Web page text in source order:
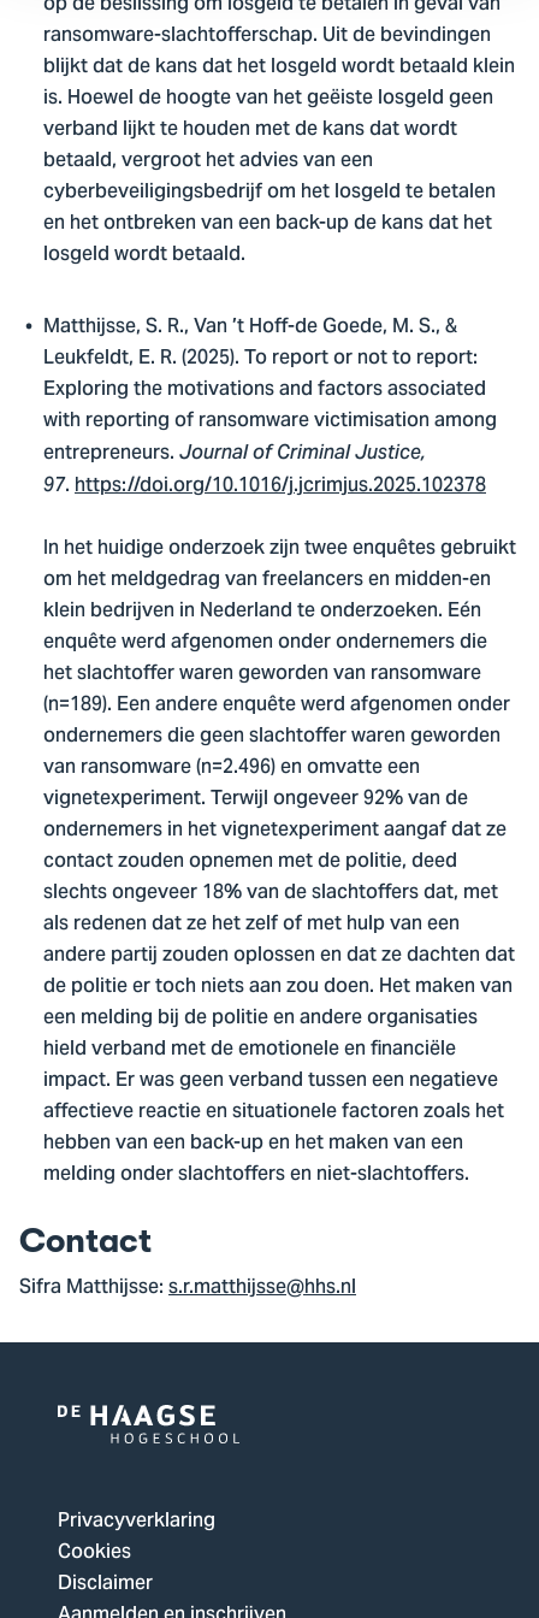
ransomware-slachtofferschap. Uit de bevindingen
blijkt dat de kans dat het losgeld wordt betaald klein
is. Hoewel de hoogte van het geëiste losgeld geen
verband lijkt te houden met de kans dat wordt
betaald, vergroot het advies van een
cyberbeveiligingsbedrijf om het losgeld te betalen
en het ontbreken van een back-up de kans dat het
losgeld wordt betaald.
Matthijsse, S. R., Van ’t Hoff-de Goede, M. S., &
Leukfeldt, E. R. (2025). To report or not to report:
Exploring the motivations and factors associated
with reporting of ransomware victimisation among
entrepreneurs. Journal of Criminal Justice,
97.https://doi.org/10.1016/j.jcrimjus.2025.102378
In het huidige onderzoek zijn twee enquêtes gebruikt
om het meldgedrag van freelancers en midden-en
klein bedrijven in Nederland te onderzoeken. Eén
enquête werd afgenomen onder ondernemers die
het slachtoffer waren geworden van ransomware
(n=189). Een andere enquête werd afgenomen onder
ondernemers die geen slachtoffer waren geworden
van ransomware (n=2.496) en omvatte een
vignetexperiment. Terwijl ongeveer 92% van de
ondernemers in het vignetexperiment aangaf dat ze
contact zouden opnemen met de politie, deed
slechts ongeveer 18% van de slachtoffers dat, met
als redenen dat ze het zelf of met hulp van een
andere partij zouden oplossen en dat ze dachten dat
de politie er toch niets aan zou doen. Het maken van
een melding bij de politie en andere organisaties
hield verband met de emotionele en financiële
impact. Er was geen verband tussen een negatieve
affectieve reactie en situationele factoren zoals het
hebben van een back-up en het maken van een
melding onder slachtoffers en niet-slachtoffers.
Contact
Sifra Matthijsse:s.r.matthijsse@hhs.nl
Logo
De
Haagse
Hogeschool,
ga
Privacyverklaring
Cookies
Disclaimer